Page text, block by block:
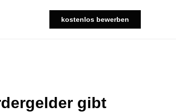
kostenlos bewerben
gibt